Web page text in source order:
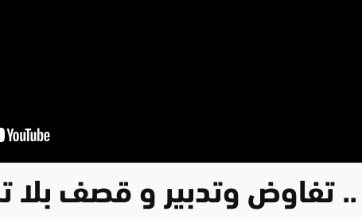
.. تفاوض وتدبير و قصف بلا